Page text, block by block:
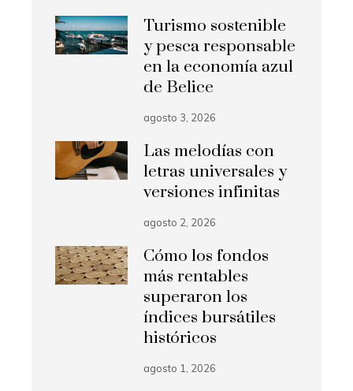
Turismo sostenible
y pesca responsable
en la economía azul
de Belice
agosto 3, 2026
Las melodías con
letras universales y
versiones infinitas
agosto 2, 2026
Cómo los fondos
más rentables
superaron los
índices bursátiles
históricos
agosto 1, 2026